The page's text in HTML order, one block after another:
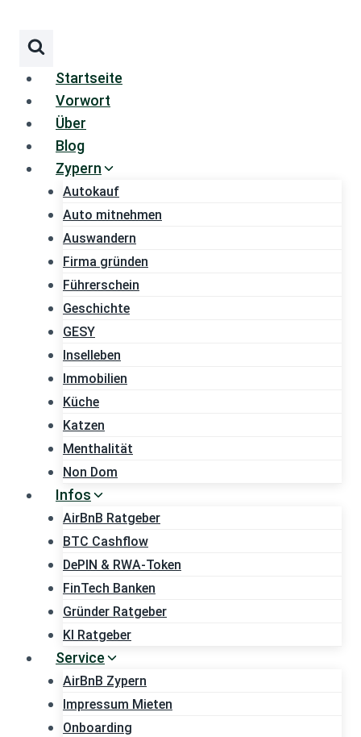
springen
Startseite
Vorwort
Über
Blog
Zypern
Autokauf
Auto mitnehmen
Auswandern
Firma gründen
Führerschein
Geschichte
GESY
Inselleben
Immobilien
Küche
Katzen
Menthalität
Non Dom
Infos
AirBnB Ratgeber
BTC Cashflow
DePIN & RWA-Token
FinTech Banken
Gründer Ratgeber
KI Ratgeber
Service
AirBnB Zypern
Impressum Mieten
Onboarding